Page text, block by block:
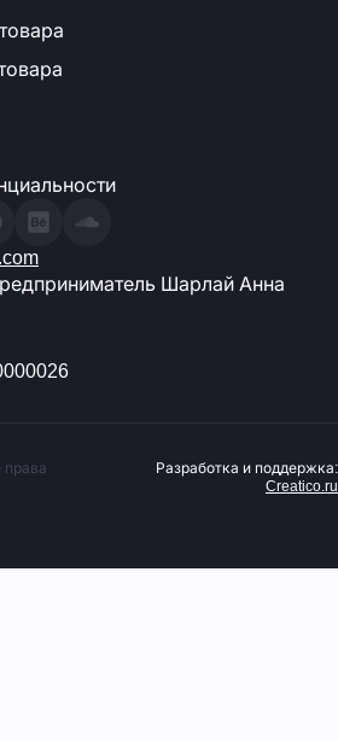
Шарлай Анна
Разработка и поддержка:
Creatico.ru